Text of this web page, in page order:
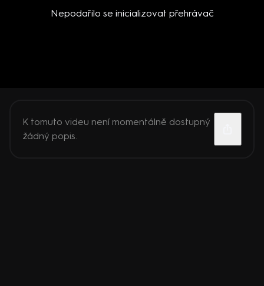
Nepodařilo se inicializovat přehrávač
K tomuto videu není momentálně dostupný
žádný popis.